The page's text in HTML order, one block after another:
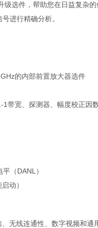
选件，帮助您在日益复杂
进行精确分析。
的内部前置放大器选件
带宽、探测器、幅度校正因
（DANL）
动）
无线连通性、数字视频和通